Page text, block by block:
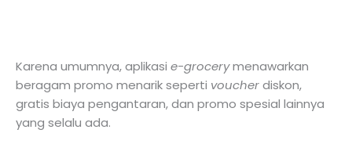
Karena umumnya, aplikasi e-grocerymenawarkan
beragam promo menarik seperti voucherdiskon,
gratis biaya pengantaran, dan promo spesial lainnya
yang selalu ada.